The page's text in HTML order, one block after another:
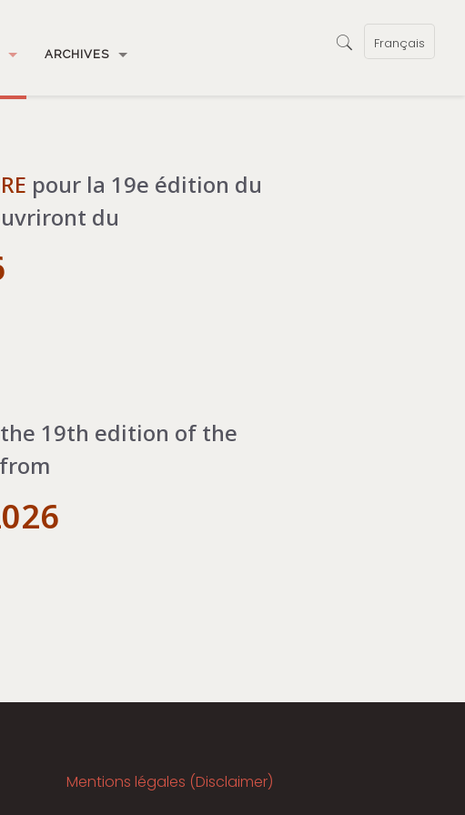
ARCHIVES
Français
pour la 19e édition du
du
19th edition of the
Mentions légales (Disclaimer)